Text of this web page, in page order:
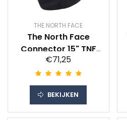
THE NORTH FACE
The North Face
Connector 15" TNF
Black 27L
€71,25
BEKIJKEN